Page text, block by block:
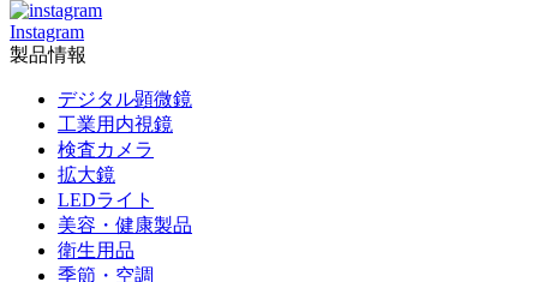
Instagram
製品情報
デジタル顕微鏡
工業用内視鏡
検査カメラ
拡大鏡
LEDライト
美容・健康製品
衛生用品
季節・空調